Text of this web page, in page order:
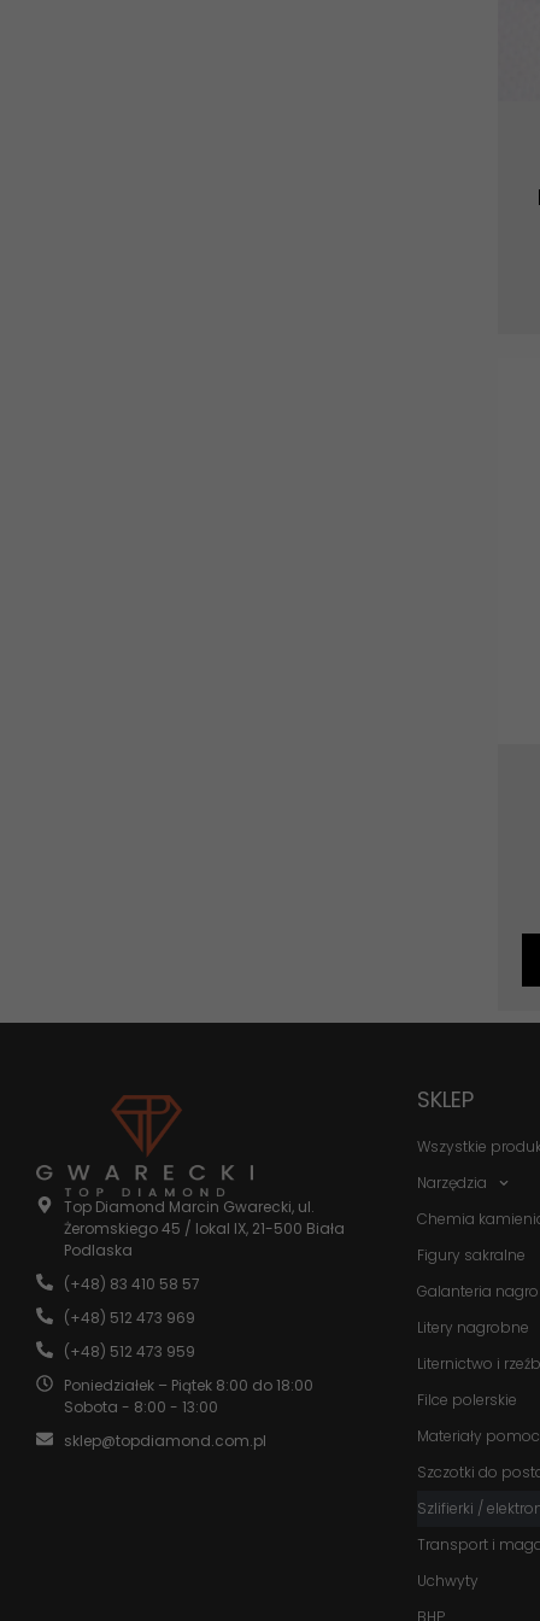
Top Diamond Marcin Gwarecki, ul.
Żeromskiego 45 / lokal IX, 21-500 Biała
Podlaska
(+48) 83 410 58 57
(+48) 512 473 969
(+48) 512 473 959
Poniedziałek – Piątek 8:00 do 18:00
Sobota - 8:00 - 13:00
sklep@topdiamond.com.pl
SKLEP
Wszystkie
Narzędzia
Chemia
Figury sakralne
Galanteria
Litery nagrobne
Liternictwo i
Filce polerskie
Materiały
Szczotki do
Szlifierki /
Transport i
Uchwyty
BHP